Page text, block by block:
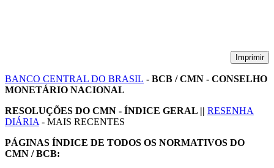
Imprimir
BANCO CENTRAL DO BRASIL - BCB / CMN - CONSELHO
MONETÁRIO NACIONAL
RESOLUÇÕES DO CMN - ÍNDICE GERAL || RESENHA
DIÁRIA - MAIS RECENTES
PÁGINAS ÍNDICE DE TODOS OS NORMATIVOS DO
CMN / BCB: